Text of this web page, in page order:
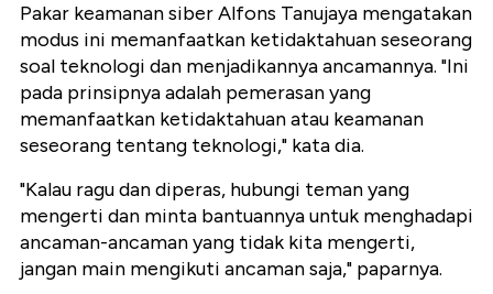
Pakar keamanan siber Alfons Tanujaya mengatakan
modus ini memanfaatkan ketidaktahuan seseorang
soal teknologi dan menjadikannya ancamannya. "Ini
pada prinsipnya adalah pemerasan yang
memanfaatkan ketidaktahuan atau keamanan
seseorang tentang teknologi," kata dia.
"Kalau ragu dan diperas, hubungi teman yang
mengerti dan minta bantuannya untuk menghadapi
ancaman-ancaman yang tidak kita mengerti,
jangan main mengikuti ancaman saja," paparnya.